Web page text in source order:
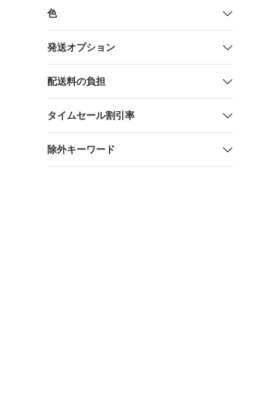
色
発送オプション
配送料の負担
タイムセール割引率
除外キーワード